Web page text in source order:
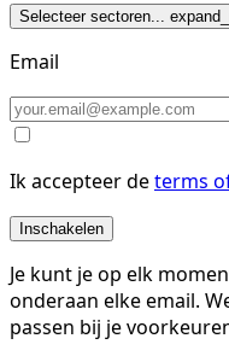
Selecteer sectoren...
Email
Ik accepteer determs
Inschakelen
Je kunt je op elk
onderaan elke email.
passen bij je